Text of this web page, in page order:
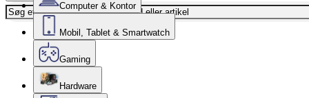
Computer & Kontor
Mobil, Tablet & Smartwatch
Gaming
Hardware